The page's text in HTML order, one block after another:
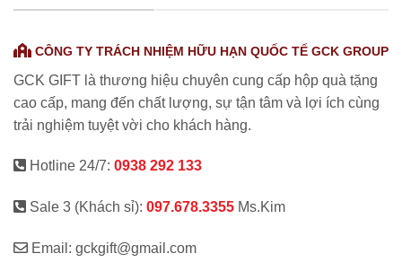
CÔNG TY TRÁCH NHIỆM HỮU HẠN QUỐC TẾ GCK GROUP
GCK GIFT là thương hiệu chuyên cung cấp hộp quà tặng
cao cấp, mang đến chất lượng, sự tận tâm và lợi ích cùng
trải nghiệm tuyệt vời cho khách hàng.
Hotline 24/7: 0938 292 133
Sale 3 (Khách sỉ): 097.678.3355 Ms.Kim
Email: gckgift@gmail.com